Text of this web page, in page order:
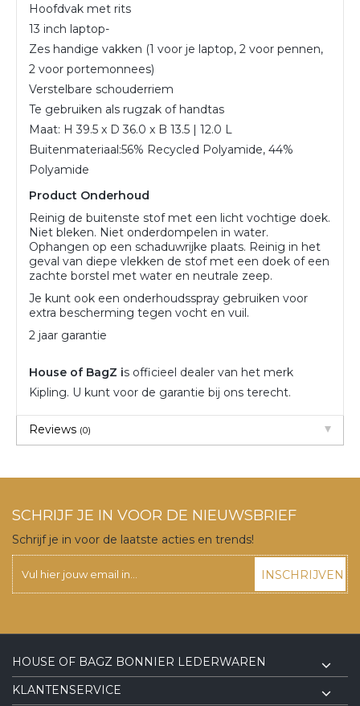
Hoofdvak met rits
13 inch laptop-
Zes handige vakken (1 voor je laptop, 2 voor pennen,
2 voor portemonnees)
Verstelbare schouderriem
Te gebruiken als rugzak of handtas
Maat: H 39.5 x D 36.0 x B 13.5 | 12.0 L
Buitenmateriaal:56% Recycled Polyamide, 44%
Polyamide
Product Onderhoud
Reinig de buitenste stof met een licht vochtige doek.
Niet bleken. Niet onderdompelen in water.
Ophangen op een schaduwrijke plaats. Reinig in het
geval van diepe vlekken de stof met een doek of een
zachte borstel met water en neutrale zeep.
Je kunt ook een onderhoudsspray gebruiken voor
extra bescherming tegen vocht en vuil.
2 jaar garantie
House of BagZ is officieel dealer van het merk
Kipling. U kunt voor de garantie bij ons terecht.
Reviews (0)
SCHRIJF JE IN VOOR DE NIEUWSBRIEF
Schrijf je in voor de laatste acties en trends!
INSCHRIJVEN
HOUSE OF BAGZ BONNIER LEDERWAREN
KLANTENSERVICE